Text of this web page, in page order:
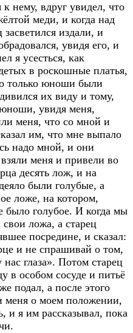
нему, вдруг увидел, что
меди, и когда над
издали, и
увидя его, и
я усесться, как
в роскошные платья,
только юноши были
их виду и тому,
увидя меня,
меня, что со мной и
им, что мне выпало
надо мной, и они
меня и привели во
десять лож, и на
были голубые, а
ложе, на котором,
было голубое. И когда мы
ложа, а старец
посредине, и сказал:
и не спрашивай о том,
глаза». Потом старец
в особом сосуде и питьё
подал, а после этого
меня о моем положении,
и я им рассказывал, пока